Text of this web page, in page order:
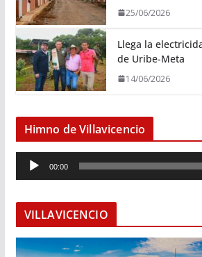
25/06/2026
Llega la
de Uribe-Meta
14/06/2026
Himno de Villavicencio
e
o
d
00:00
VILLAVICENCIO